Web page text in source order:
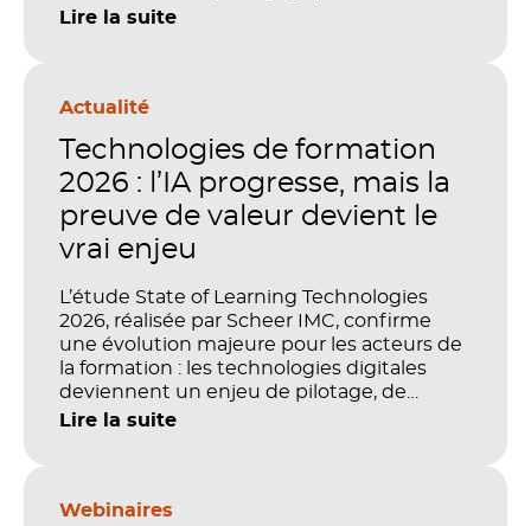
Lire la suite
Actualité
Technologies de formation
2026 : l’IA progresse, mais la
preuve de valeur devient le
vrai enjeu
L’étude State of Learning Technologies
2026, réalisée par Scheer IMC, confirme
une évolution majeure pour les acteurs de
la formation : les technologies digitales
deviennent un enjeu de pilotage, de
performance et de preuve de valeur. IA,
stratégique. Mais comment démontrer
Lire la suite
Webinaires